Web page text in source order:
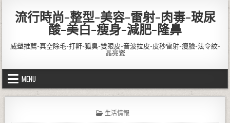
流行時尚-整型-美容-雷射-肉毒-玻尿
酸-美白-瘦身-減肥-隆鼻
威塑推薦-真空除毛-打鼾-狐臭-雙眼皮-音波拉皮-皮秒雷射-瘦臉-法令紋-
晶亮瓷
MENU
POSTED IN
生活情報